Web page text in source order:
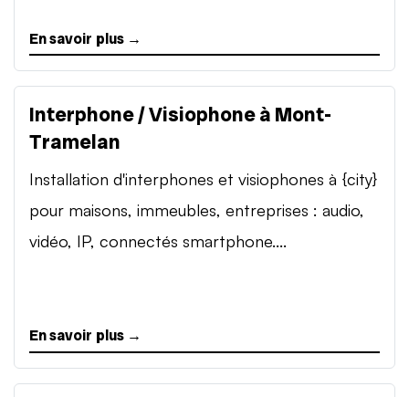
En savoir plus →
Interphone / Visiophone à Mont-
Tramelan
Installation d'interphones et visiophones à {city}
pour maisons, immeubles, entreprises : audio,
vidéo, IP, connectés smartphone....
En savoir plus →